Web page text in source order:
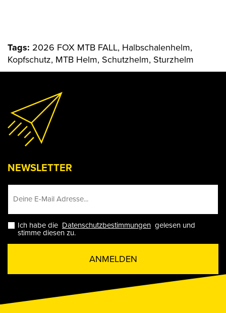
Tags: 2026 FOX MTB FALL, Halbschalenhelm,
Kopfschutz, MTB Helm, Schutzhelm, Sturzhelm
NEWSLETTER
Ich habe die Datenschutzbestimmungen gelesen und
stimme diesen zu.
ANMELDEN